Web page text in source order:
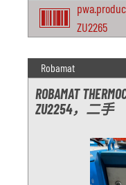
ZU2265
Robamat
ROBAMAT
ZU2254，二手